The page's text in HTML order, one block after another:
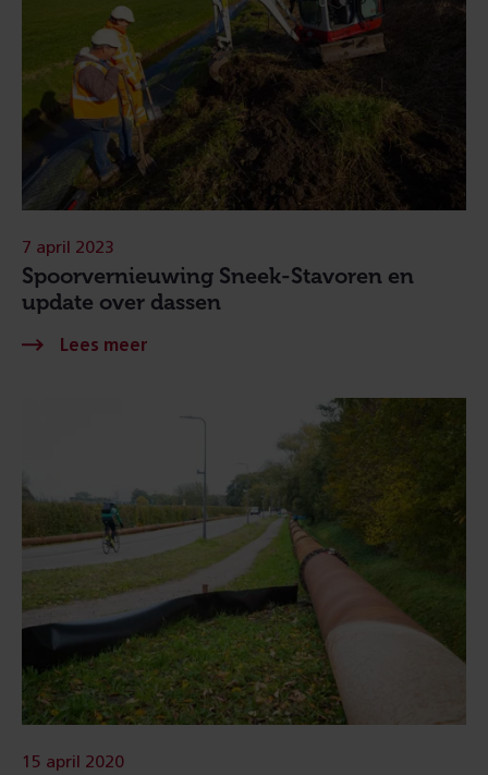
Spoorvernieuwing Sneek-Stavoren en
update over dassen
7 april 2023
15 april 2020